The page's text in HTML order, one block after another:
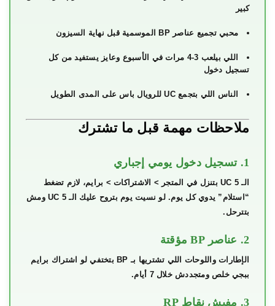
كبير
محبي تجميع عناصر BP الموسمية قبل نهاية السيزون
اللي بيلعب 3-4 مرات في الأسبوع وعايز يستفيد من كل
تسجيل دخول
الناس اللي بتجمع UC للرويال باس على المدى الطويل
ملاحظات مهمة قبل ما تشترك
1. تسجيل دخول يومي إجباري
الـ 5 UC بتنزل في المتجر > الاشتراكات > برايم، لازم تضغط
“استلام” يدوي كل يوم. لو نسيت يوم بتروح عليك الـ 5 UC ومش
بتترحل.
2. عناصر BP مؤقتة
الإطارات واللوحات اللي تشتريها بـ BP بتختفي لو اشتراك برايم
ببجي خلص ومتجددش خلال 7 أيام.
3. مفيش نقاط RP